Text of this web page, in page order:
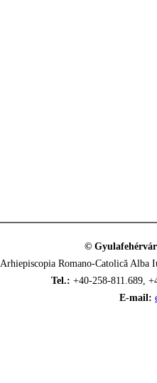
©
Arhiepiscopia Romano-Catolică
Tel.: +40-258-811.689,
E-mail: